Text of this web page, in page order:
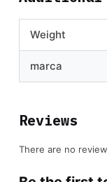
Weight
marca
Reviews
There are no